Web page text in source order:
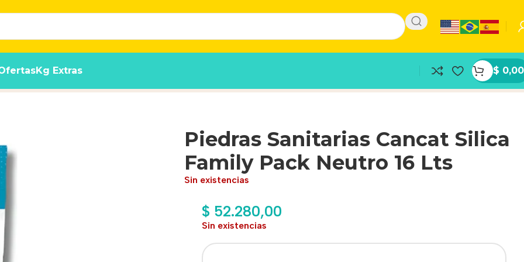
Kg Extras $ 0,00
Neutro 16 Lts
Piedras Sanitarias Cancat Silica
Family Pack Neutro 16 Lts
Sin existencias
$ 52.280,00
Sin existencias